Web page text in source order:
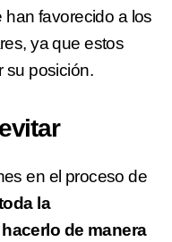
favorecido a los
ya que estos
su posición.
en el proceso de
la
de manera